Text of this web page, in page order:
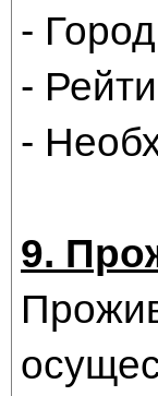
- Город
-
-
9.